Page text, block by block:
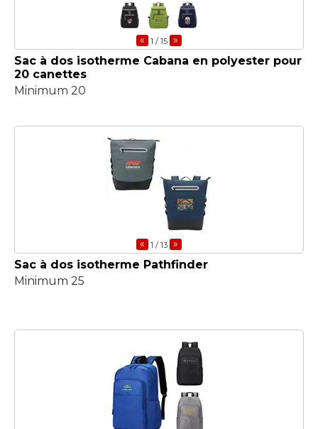
« 1 / 15 »
Sac à dos isotherme Cabana en polyester pour
20 canettes
Minimum 20
« 1 / 13 »
Sac à dos isotherme Pathfinder
Minimum 25